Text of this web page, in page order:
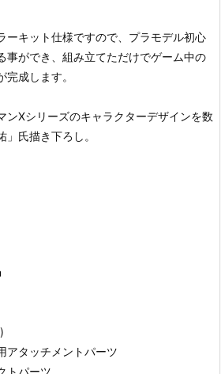
ーキット仕様ですので、プラモデル初心
事ができ、組み立てただけでゲーム中の
成します。
ンXシリーズのキャラクターデザインを数
氏描き下ろし。
アタッチメントパーツ